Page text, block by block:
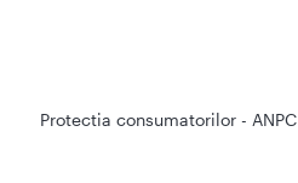
Protectia consumatorilor - ANPC